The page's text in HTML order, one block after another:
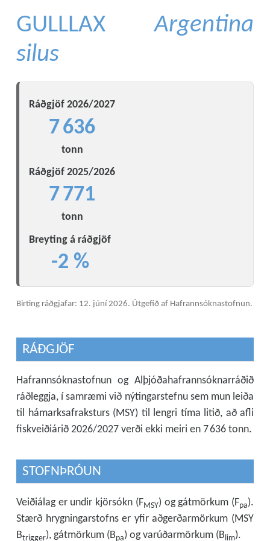
GULLLAXArgentina
silus
Ráðgjöf 2026/2027
7 636
tonn
Ráðgjöf 2025/2026
7 771
tonn
Breyting á ráðgjöf
-2 %
Birting ráðgjafar: 12. júní 2026. Útgefið af Hafrannsóknastofnun.
RÁÐGJÖF
Hafrannsóknastofnun og Alþjóðahafrannsóknarráðið
ráðleggja, í samræmi við nýtingarstefnu sem mun leiða
til hámarksafraksturs (MSY) til lengri tíma litið, að afli
fiskveiðiárið 2026/2027 verði ekki meiri en 7 636 tonn.
STOFNÞRÓUN
Veiðiálag er undir kjörsókn (FMSY) og gátmörkum (Fpa).
Stærð hrygningarstofns er yfir aðgerðarmörkum (MSY
Btrigger), gátmörkum (Bpa) og varúðarmörkum (B lim).